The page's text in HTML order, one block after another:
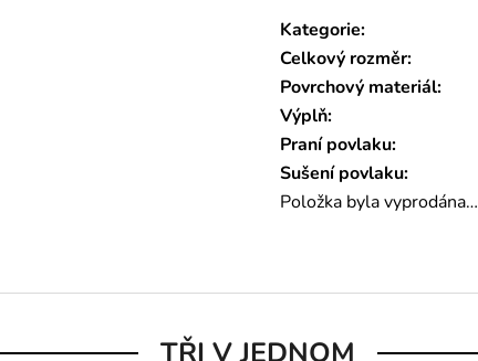
Kategorie:
Celkový rozměr:
Povrchový materiál:
Výplň:
Praní povlaku:
Sušení povlaku:
Položka byla vyprodána…
TŘI V JEDNOM